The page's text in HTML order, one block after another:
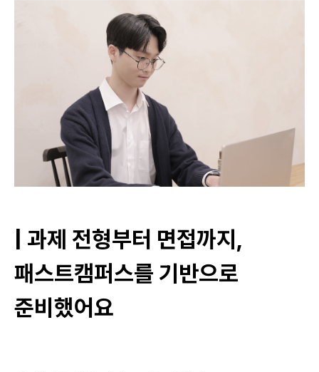
| 과제 전형부터 면접까지,
패스트캠퍼스를 기반으로
준비했어요